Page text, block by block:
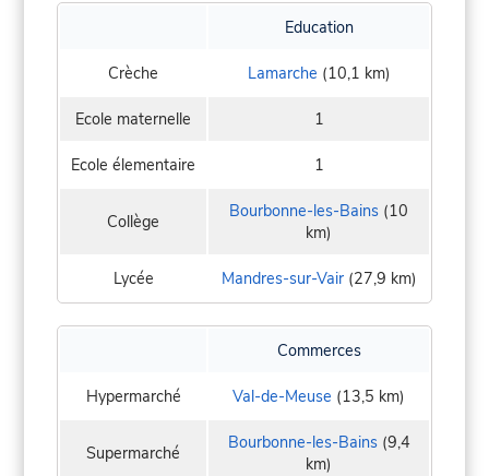
Education
Crèche Lamarche (10,1 km)
Ecole maternelle 1
Ecole élementaire 1
Collège Bourbonne-les-Bains (10
km)
Lycée Mandres-sur-Vair(27,9 km)
Commerces
Hypermarché Val-de-Meuse (13,5 km)
Supermarché Bourbonne-les-Bains(9,4
km)